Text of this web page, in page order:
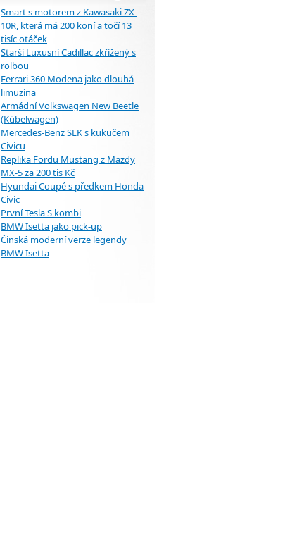
Smart s motorem z Kawasaki ZX-
10R, která má 200 koní a točí 13
tisíc otáček
Starší Luxusní Cadillac zkřížený s
rolbou
Ferrari 360 Modena jako dlouhá
limuzína
Armádní Volkswagen New Beetle
(Kübelwagen)
Mercedes-Benz SLK s kukučem
Civicu
Replika Fordu Mustang z Mazdy
MX-5 za 200 tis Kč
Hyundai Coupé s předkem Honda
Civic
První Tesla S kombi
BMW Isetta jako pick-up
Činská moderní verze legendy
BMW Isetta